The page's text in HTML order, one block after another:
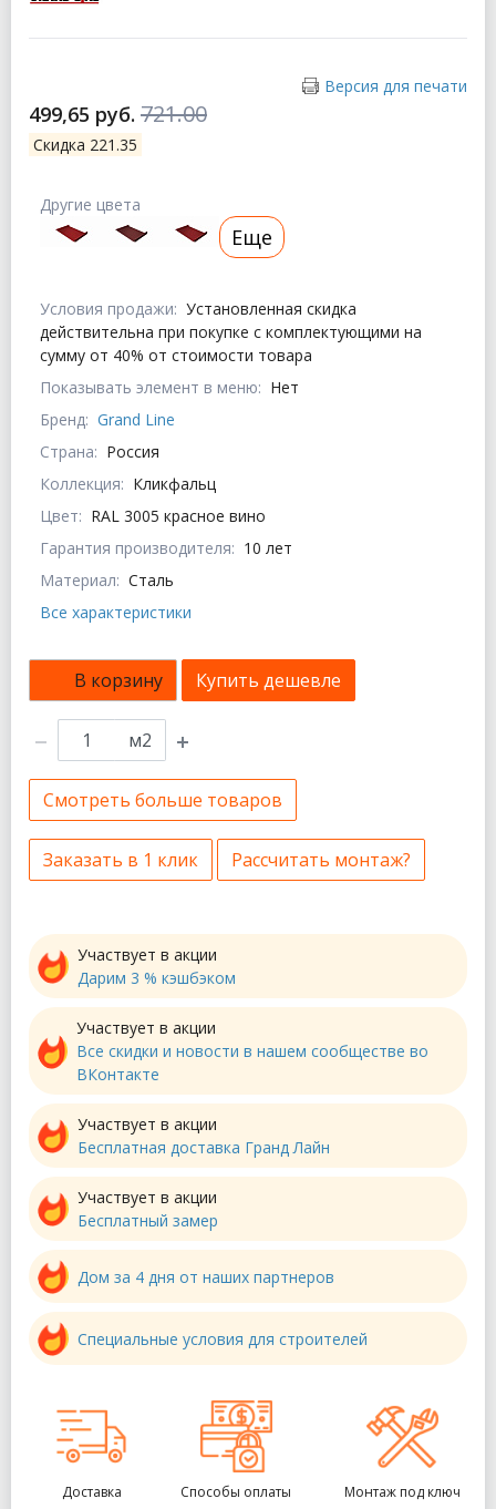
Версия для печати
499,65 руб. 721.00
Скидка 221.35
Условия продажи: Установленная скидка
действительна при покупке с комплектующими на
сумму от 40% от стоимости товара
Показывать элемент в меню: Нет
Бренд: Grand Line
Страна: Россия
Коллекция: Кликфальц
Цвет: RAL 3005 красное вино
Гарантия производителя: 10 лет
Материал: Сталь
Все характеристики
Другие цвета
Еще
В корзину Купить дешевле
м2
Смотреть больше товаров
Заказать в 1 клик Рассчитать монтаж?
Участвует в акции
Дарим 3 % кэшбэком
Участвует в акции
Все скидки и новости в нашем сообществе во
ВКонтакте
Участвует в акции
Бесплатная доставка Гранд Лайн
Участвует в акции
Бесплатный замер
Дом за 4 дня от наших партнеров
Специальные условия для строителей
Доставка Способы оплаты Монтаж под ключ